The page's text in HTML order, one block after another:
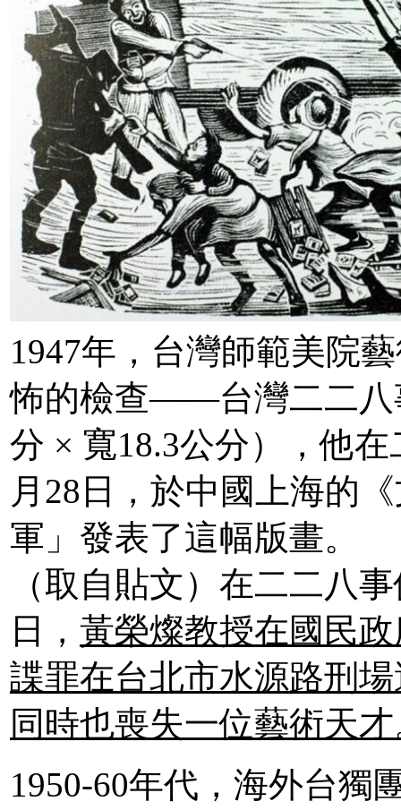
1947年，台灣師範美院
怖的檢查——台灣二二八
分 × 寬18.3公分），他
月28日，於中國上海的
軍」發表了這幅版畫。
（取自貼文） 在二二八
日， 黃榮燦教授在國民
諜罪在台北市水源路刑
同時也喪失一位藝術天
1950-60年代，海外台獨